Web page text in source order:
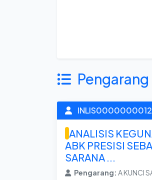
ANALISIS
ABK PRESISI
SARANA ...
Pengarang: A KUNCI